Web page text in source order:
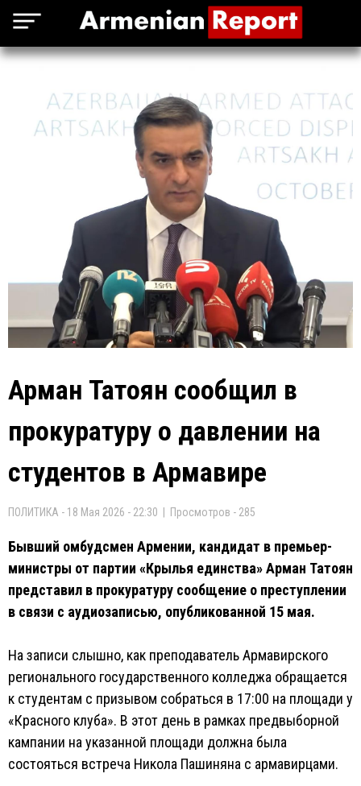
Арман Татоян сообщил в
прокуратуру о давлении на
студентов в Армавире
ПОЛИТИКА - 18 Мая 2026 - 22:30 | Просмотров - 285
Бывший омбудсмен Армении, кандидат в премьер-
министры от партии «Крылья единства» Арман Татоян
представил в прокуратуру сообщение о преступлении
в связи с аудиозаписью, опубликованной 15 мая.
На записи слышно, как преподаватель Армавирского
регионального государственного колледжа обращается
к студентам с призывом собраться в 17:00 на площади у
«Красного клуба». В этот день в рамках предвыборной
кампании на указанной площади должна была
состояться встреча Никола Пашиняна с армавирцами.